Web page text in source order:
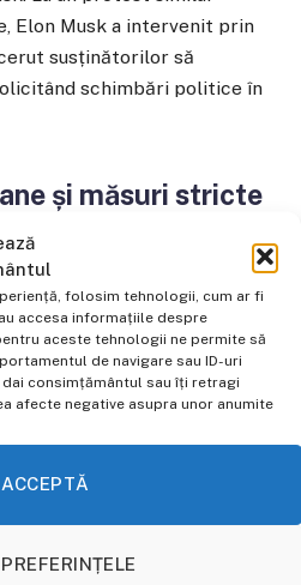
folosim tehnologii, cum ar fi
accesa informațiile despre
aceste tehnologii ne permite să
de navigare sau ID-uri
consimțământul sau îți retragi
afecte negative asupra unor anumite
ACCEPTĂ
Elon Musk a intervenit prin
susținătorilor să
schimbări politice în
și măsuri stricte
a avut loc în aceeași
organizat cu ocazia
în centrul Londrei, ceea ce
să organizeze una
de ordine publică din
reprezintă „o